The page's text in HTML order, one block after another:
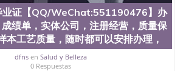
达到客户的需求。 我们的优势： 我
价的同时，坚持较高性价比，通过品
化，为您倾情诠释什么是高性价比。
q/微信:551190476 Q/微
理毕业证成绩单、教育部认证,录取通
学回国证明.
业证【QQ/WeChat:551190476】办
绩单，实体公司，注册经营，质量保
本工艺质量，随时都可以安排办理，
dfnsen Salud y Belleza
0 Respuestas